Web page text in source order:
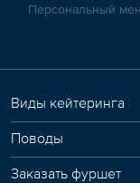
Персональный
Виды кейтеринга
Поводы
Заказать фуршет